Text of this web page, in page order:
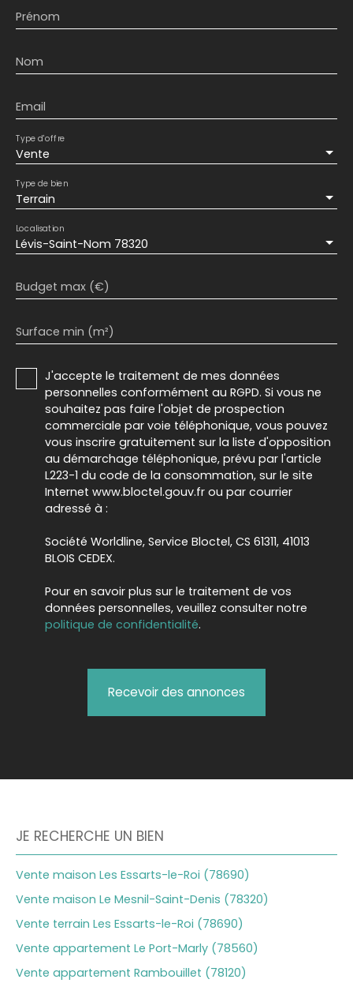
Prénom
Nom
Email
Vente
Type d'offre
Terrain
Type de bien
Lévis-Saint-Nom 78320
Localisation
Budget max (€)
Surface min (m²)
J'accepte le traitement de mes données
personnelles conformément au RGPD. Si vous ne
souhaitez pas faire l'objet de prospection
commerciale par voie téléphonique, vous pouvez
vous inscrire gratuitement sur la liste d'opposition
au démarchage téléphonique, prévu par l'article
L223-1 du code de la consommation, sur le site
Internet www.bloctel.gouv.fr ou par courrier
adressé à :
Société Worldline, Service Bloctel, CS 61311, 41013
BLOIS CEDEX.
Pour en savoir plus sur le traitement de vos
données personnelles, veuillez consulter notre
politique de confidentialité.
Recevoir des annonces
JE RECHERCHE UN BIEN
Vente maison Les Essarts-le-Roi (78690)
Vente maison Le Mesnil-Saint-Denis (78320)
Vente terrain Les Essarts-le-Roi (78690)
Vente appartement Le Port-Marly (78560)
Vente appartement Rambouillet (78120)